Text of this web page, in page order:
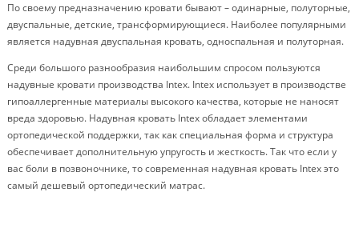
По своему предназначению кровати бывают – одинарные, полуторные,
двуспальные, детские, трансформирующиеся. Наиболее популярными
является надувная двуспальная кровать, односпальная и полуторная.
Среди большого разнообразия наибольшим спросом пользуются
надувные кровати производства Intex. Intex использует в производстве
гипоаллергенные материалы высокого качества, которые не наносят
вреда здоровью. Надувная кровать Intex обладает элементами
ортопедической поддержки, так как специальная форма и структура
обеспечивает дополнительную упругость и жесткость. Так что если у
вас боли в позвоночнике, то современная надувная кровать Intex это
самый дешевый ортопедический матрас.